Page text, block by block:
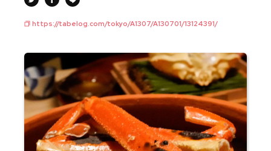
https://tabelog.com/tokyo/A1307/A130701/13124391/